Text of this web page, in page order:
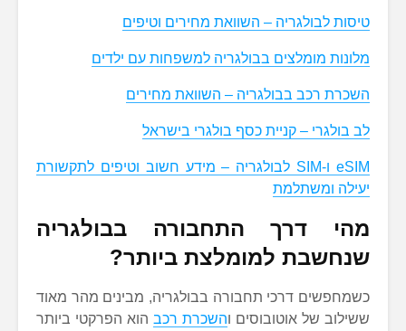
טיסות לבולגריה – השוואת מחירים וטיפים
מלונות מומלצים בבולגריה למשפחות עם ילדים
השכרת רכב בבולגריה – השוואת מחירים
לב בולגרי – קניית כסף בולגרי בישראל
eSIM ו-SIM לבולגריה – מידע חשוב וטיפים לתקשורת
יעילה ומשתלמת
מהי דרך התחבורה בבולגריה
שנחשבת למומלצת ביותר?
כשמחפשים דרכי תחבורה בבולגריה, מבינים מהר מאוד
ששילוב של אוטובוסים והשכרת רכב הוא הפרקטי ביותר